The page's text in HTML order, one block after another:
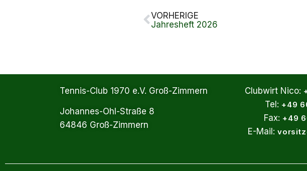
VORHERIGE
Jahresheft 2026
Tennis-Club 1970 e.V. Groß-Zimmern
Johannes-Ohl-Straße 8
64846 Groß-Zimmern
Clubwirt Nico:
Tel: +49
Fax: +49
E-Mail: